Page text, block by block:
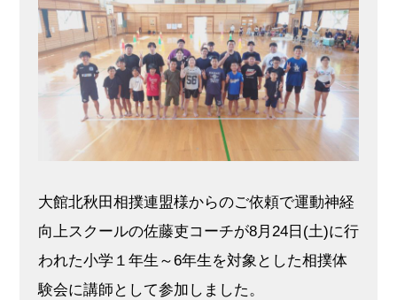
大館北秋田相撲連盟様からのご依頼で運動神経
向上スクールの佐藤吏コーチが8月24日(土)に行
われた小学１年生～6年生を対象とした相撲体
験会に講師として参加しました。